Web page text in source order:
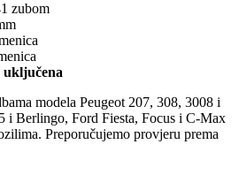
zubom
uključena
modela Peugeot 207, 308, 3008 i
i Berlingo, Ford Fiesta, Focus i C-Max
Preporučujemo provjeru prema